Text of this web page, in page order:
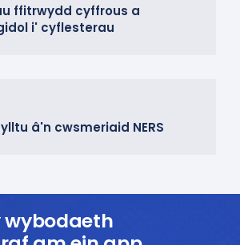
ffitrwydd cyffrous a
i' cyflesterau
â'n cwsmeriaid NERS
wybodaeth